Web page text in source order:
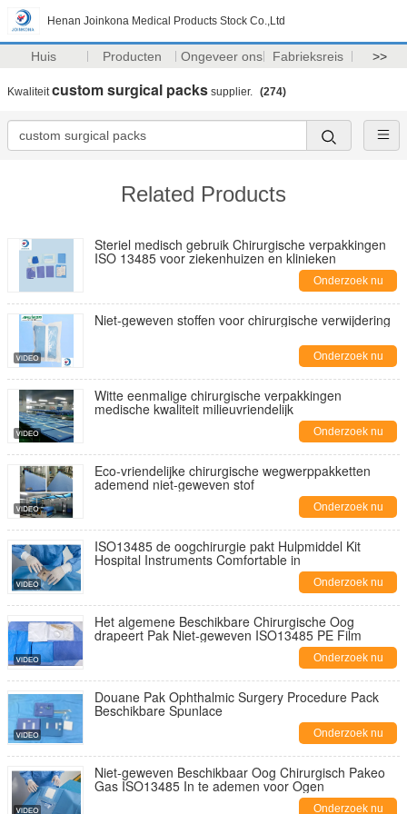
Henan Joinkona Medical Products Stock Co.,Ltd
Huis Producten Ongeveer ons Fabrieksreis >>
Kwaliteitcustom surgical packs supplier. (274)
Related Products
Steriel medisch gebruik Chirurgische verpakkingen
ISO 13485 voor ziekenhuizen en klinieken
Onderzoek nu
Niet-geweven stoffen voor chirurgische verwijdering
Onderzoek nu
Witte eenmalige chirurgische verpakkingen
medische kwaliteit milieuvriendelijk
Onderzoek nu
Eco-vriendelijke chirurgische wegwerppakketten
ademend niet-geweven stof
Onderzoek nu
ISO13485 de oogchirurgie pakt Hulpmiddel Kit
Hospital Instruments Comfortable in
Onderzoek nu
Het algemene Beschikbare Chirurgische Oog
drapeert Pak Niet-geweven ISO13485 PE Film
Onderzoek nu
Douane Pak Ophthalmic Surgery Procedure Pack
Beschikbare Spunlace
Onderzoek nu
Niet-geweven Beschikbaar Oog Chirurgisch Pakeo
Gas ISO13485 In te ademen voor Ogen
Onderzoek nu